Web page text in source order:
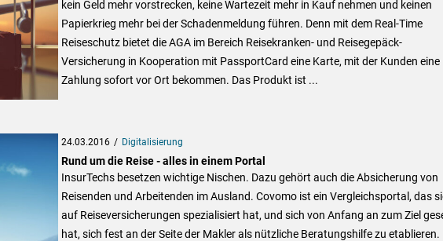
kein Geld mehr vorstrecken, keine Wartezeit mehr in Kauf nehmen und keinen
Papierkrieg mehr bei der Schadenmeldung führen. Denn mit dem Real-Time
Reiseschutz bietet die AGA im Bereich Reisekranken- und Reisegepäck-
Versicherung in Kooperation mit PassportCard eine Karte, mit der Kunden eine
Zahlung sofort vor Ort bekommen. Das Produkt ist ...
24.03.2016 Digitalisierung
Rund um die Reise - alles in einem Portal
InsurTechs besetzen wichtige Nischen. Dazu gehört auch die Absicherung von
Reisenden und Arbeitenden im Ausland. Covomo ist ein Vergleichsportal, das
auf Reiseversicherungen spezialisiert hat, und sich von Anfang an zum Ziel
hat, sich fest an der Seite der Makler als nützliche Beratungshilfe zu etablieren.